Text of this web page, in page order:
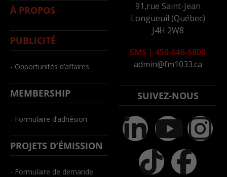
À PROPOS
PUBLICITÉ
- Opportunités d’affaires
MEMBERSHIP
- Formulaire d’adhésion
PROJETS D’ÉMISSION
- Formulaire de demande
91,rue Saint-Jean
Longueuil (Québec)
J4H 2W8
SMS | 450-646-6800
admin@fm1033.ca
SUIVEZ-NOUS